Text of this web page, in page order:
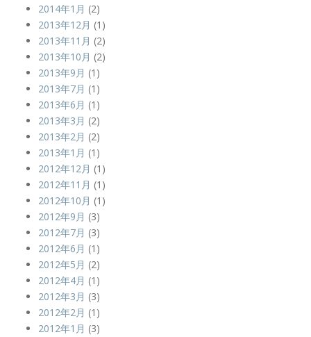
2014年1月 (2)
2013年12月 (1)
2013年11月 (2)
2013年10月 (2)
2013年9月 (1)
2013年7月 (1)
2013年6月 (1)
2013年3月 (2)
2013年2月 (2)
2013年1月 (1)
2012年12月 (1)
2012年11月 (1)
2012年10月 (1)
2012年9月 (3)
2012年7月 (3)
2012年6月 (1)
2012年5月 (2)
2012年4月 (1)
2012年3月 (3)
2012年2月 (1)
2012年1月 (3)